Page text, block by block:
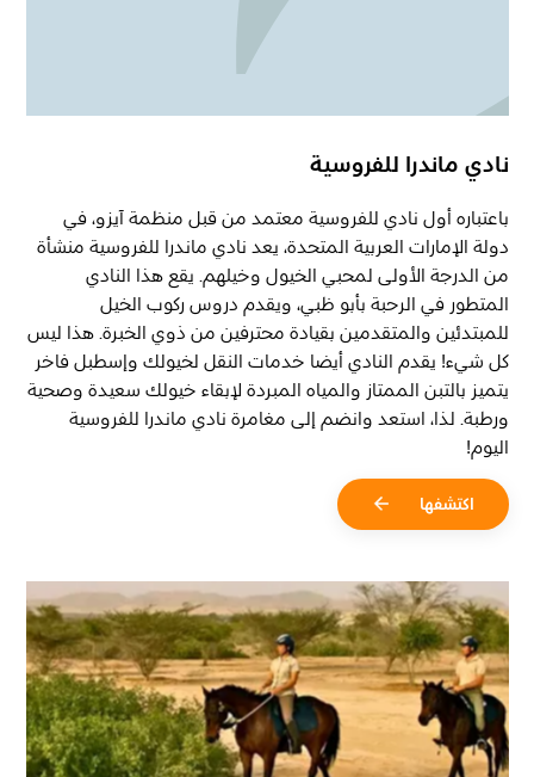
نادي ماندرا للفروسية
باعتباره أول نادي للفروسية معتمد من قبل منظمة آيزو، في
دولة الإمارات العربية المتحدة، يعد نادي ماندرا للفروسية منشأة
من الدرجة الأولى لمحبي الخيول وخيلهم. يقع هذا النادي
المتطور في الرحبة بأبو ظبي، ويقدم دروس ركوب الخيل
للمبتدئين والمتقدمين بقيادة محترفين من ذوي الخبرة. هذا ليس
كل شيء! يقدم النادي أيضا خدمات النقل لخيولك وإسطبل فاخر
يتميز بالتبن الممتاز والمياه المبردة لإبقاء خيولك سعيدة وصحية
ورطبة. لذا، استعد وانضم إلى مغامرة نادي ماندرا للفروسية
اليوم!
اكتشفها